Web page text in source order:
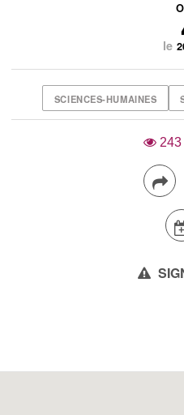
le
SCIENCES-HUMAINES
243